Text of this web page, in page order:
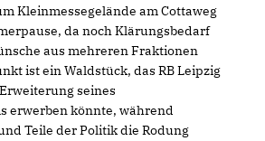
Kleinmessegelände am Cottaweg
da noch Klärungsbedarf
aus mehreren Fraktionen
ist ein Waldstück, das RB Leipzig
seines
erwerben könnte, während
Teile der Politik die Rodung